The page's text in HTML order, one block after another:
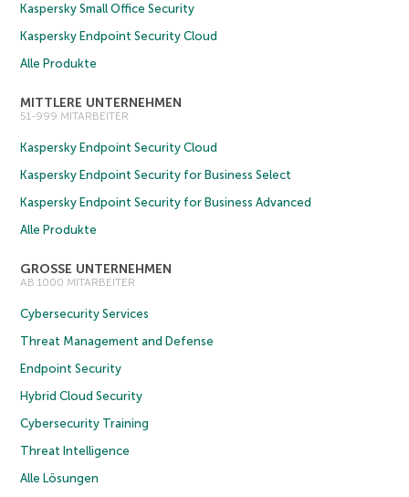
Kaspersky Small Office Security
Kaspersky Endpoint Security Cloud
Alle Produkte
MITTLERE UNTERNEHMEN
51-999 MITARBEITER
Kaspersky Endpoint Security Cloud
Kaspersky Endpoint Security for Business Select
Kaspersky Endpoint Security for Business Advanced
Alle Produkte
GROSSE UNTERNEHMEN
AB 1000 MITARBEITER
Cybersecurity Services
Threat Management and Defense
Endpoint Security
Hybrid Cloud Security
Cybersecurity Training
Threat Intelligence
Alle Lösungen